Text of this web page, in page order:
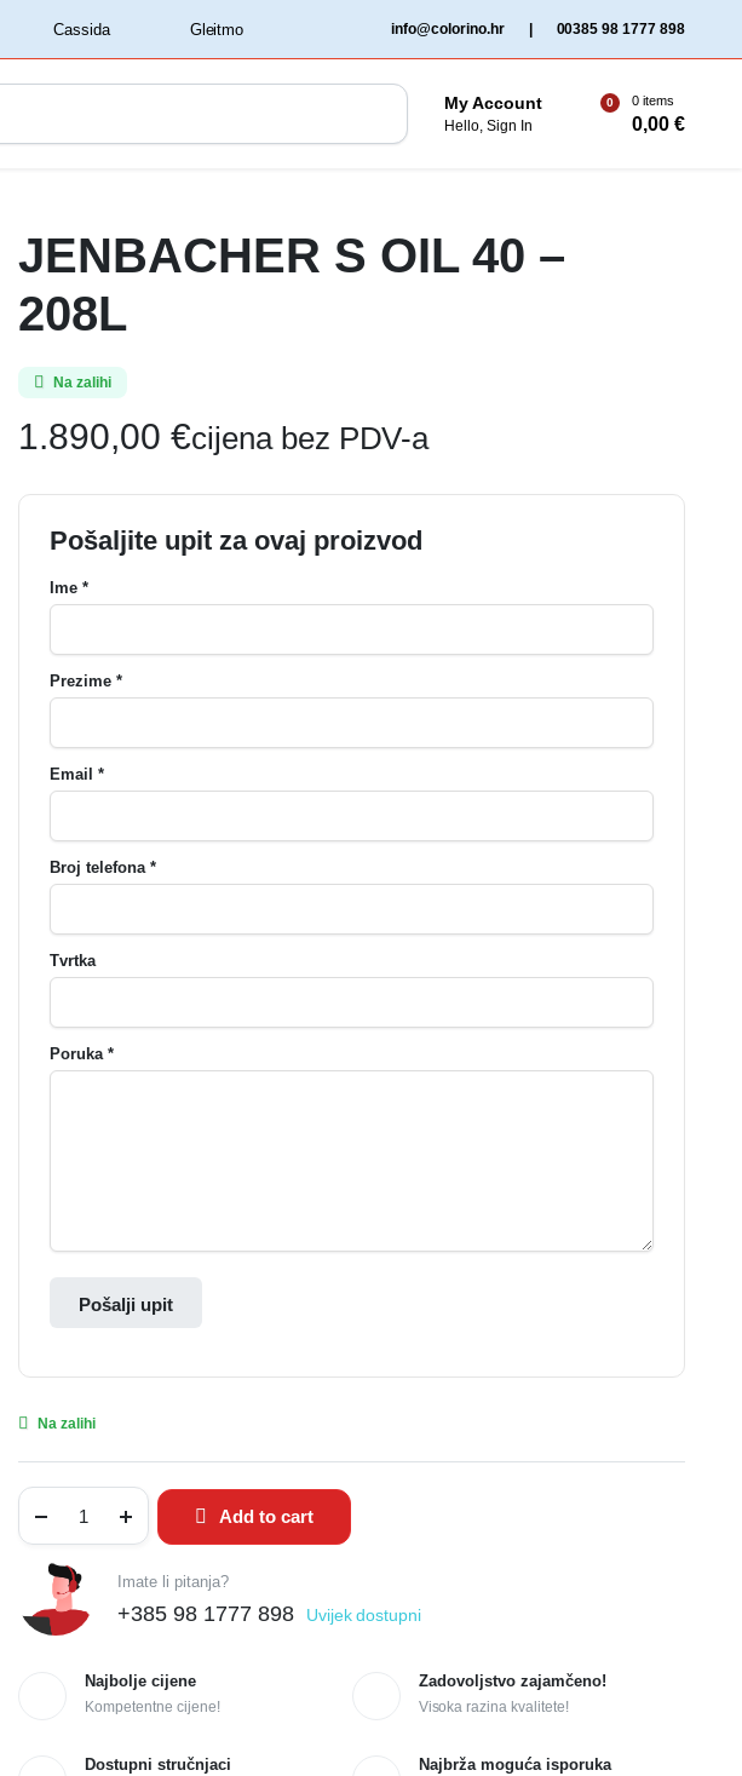
‏‏‎ ‎Cassida‏‏‎ ‎ info@colorino.hr 00385 98 1777 898
My Account
Hello, Sign In
0 0 items
0,00€
JENBACHER S OIL 40 –
208L
Na zalihi
1.890,00 €cijena bez PDV-a
Pošaljite upit za ovaj proizvod
Ime *
Prezime *
Email *
Broj telefona *
Tvrtka
Poruka *
Pošalji upit
Na zalihi
Add to cart
Imate li pitanja?
+385 98 1777 898 Uvijek dostupni
Najbolje cijene
Kompetentne cijene!
Zadovoljstvo zajamčeno!
Visoka razina kvalitete!
Dostupni stručnjaci Najbrža moguća isporuka